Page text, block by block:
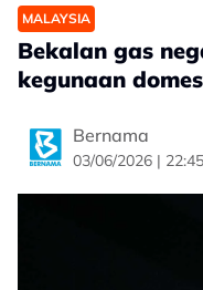
MALAYSIA
Bekalan gas
kegunaan
Bernama
03/06/2026 |